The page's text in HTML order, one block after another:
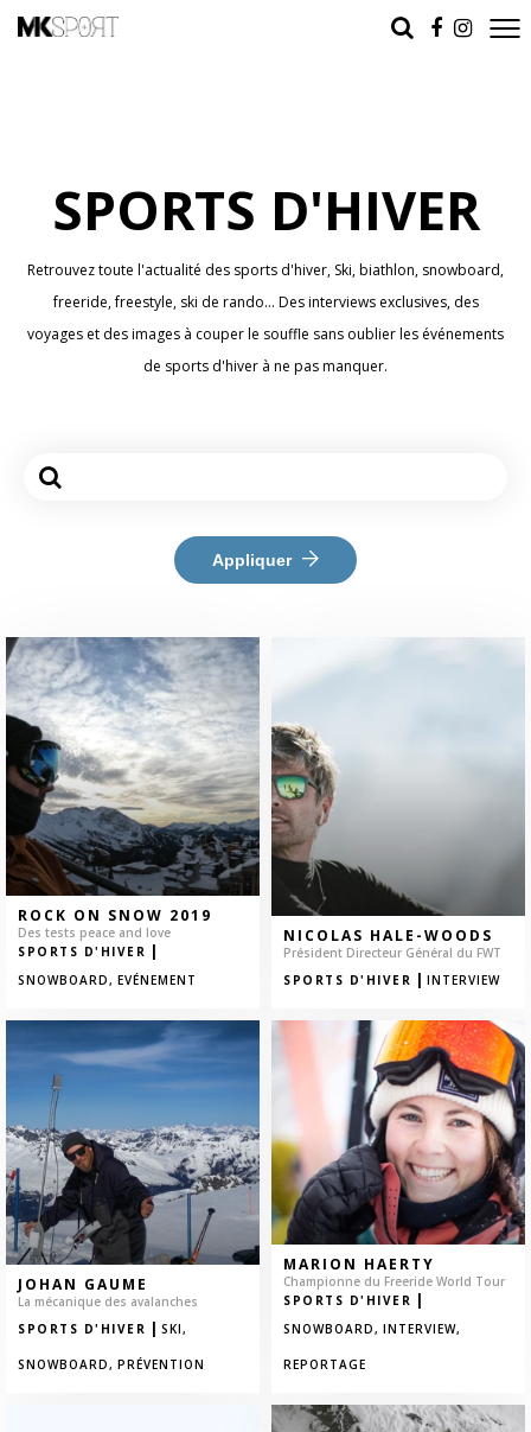
SPORTS D'HIVER
Retrouvez toute l'actualité des sports d'hiver, Ski, biathlon, snowboard,
freeride, freestyle, ski de rando… Des interviews exclusives, des
voyages et des images à couper le souffle sans oublier les événements
de sports d'hiver à ne pas manquer.
Appliquer
ROCK ON SNOW 2019
Des tests peace and love
SPORTS D'HIVER |
SNOWBOARD, EVÉNEMENT
NICOLAS HALE-WOODS
Président Directeur Général du FWT
SPORTS D'HIVER | INTERVIEW
JOHAN GAUME
La mécanique des avalanches
SPORTS D'HIVER | SKI,
SNOWBOARD, PRÉVENTION
MARION HAERTY
Championne du Freeride World Tour
SPORTS D'HIVER |
SNOWBOARD, INTERVIEW,
REPORTAGE